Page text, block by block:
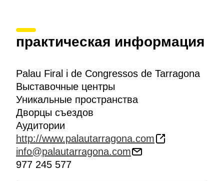
практическая информация
Palau Firal i de Congressos de Tarragona
Выставочные центры
Уникальные пространства
Дворцы съездов
Аудитории
http://www.palautarragona.com
info@palautarragona.com
977 245 577